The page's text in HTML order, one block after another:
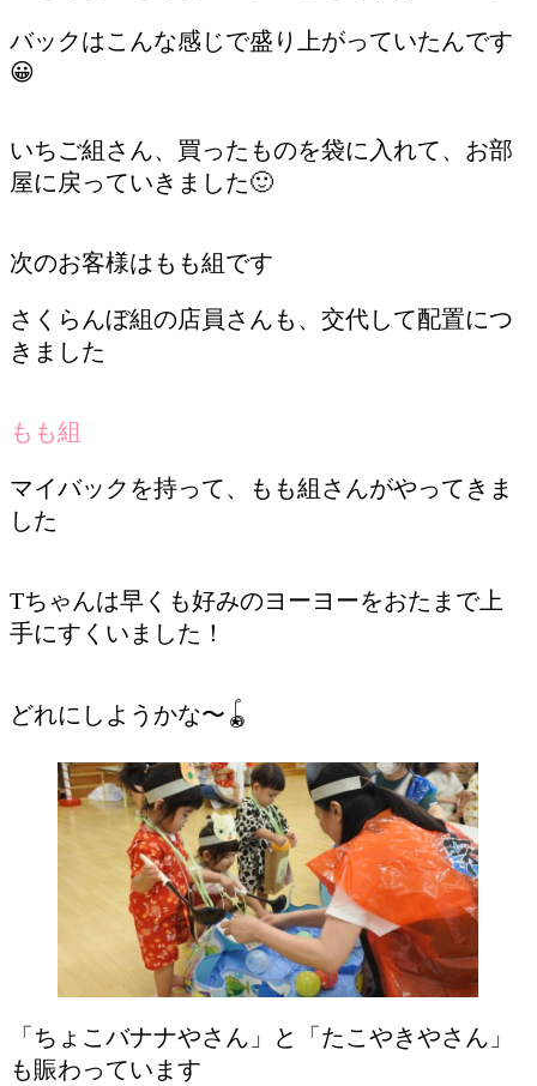
バックはこんな感じで盛り上がっていたんです
😀
いちご組さん、買ったものを袋に入れて、お部
屋に戻っていきました🙂
次のお客様はもも組です
さくらんぼ組の店員さんも、交代して配置につ
きました
もも組
マイバックを持って、もも組さんがやってきま
した
Tちゃんは早くも好みのヨーヨーをおたまで上
手にすくいました！
どれにしようかな〜🪀
「ちょこバナナやさん」と「たこやきやさん」
も賑わっています